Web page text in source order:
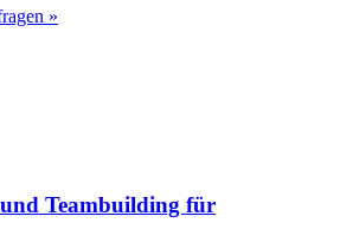
»
Teambuilding für